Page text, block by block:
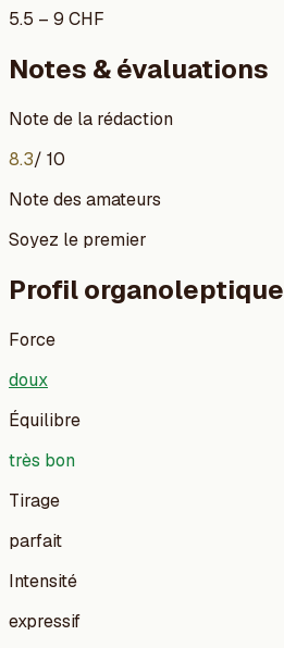
5.5 – 9 CHF
Notes & évaluations
Note de la rédaction
8.3/ 10
Note des amateurs
Soyez le premier
Profil organoleptique
Force
doux
Équilibre
très bon
Tirage
parfait
Intensité
expressif